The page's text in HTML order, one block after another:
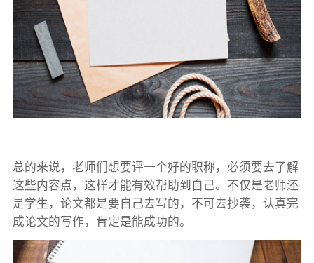
总的来说，老师们想要评一个好的职称，必须要去了解
这些内容点，这样才能有效帮助到自己。不仅是老师还
是学生，论文都是要自己去写的，不可去抄袭，认真完
成论文的写作，肯定是能成功的。